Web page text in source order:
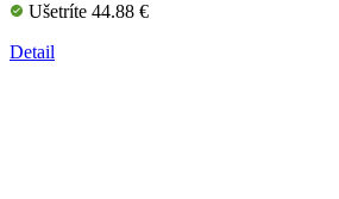
Ušetríte 44.88 €
Detail